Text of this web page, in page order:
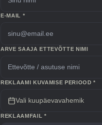
E-MAIL *
ARVE SAAJA ETTEVÕTTE NIMI
REKLAAMI KUVAMISE PERIOOD *
Vali kuupäevavahemik
REKLAAMFAIL *